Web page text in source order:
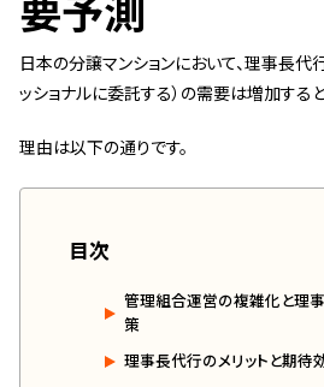
要予測
日本の分譲マンションにおいて、理事長代
ッショナルに委託する）の需要は増加する
理由は以下の通りです。
目次
管理組合運営の複雑化と理
策
理事長代行のメリットと期待
管理契約見直しドクター »
管理費カイゼン隊 »
メルの防火管理者